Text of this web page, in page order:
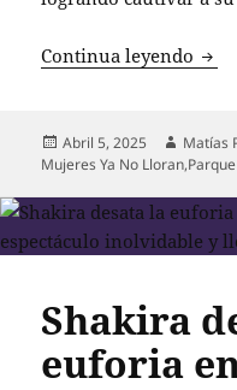
Continua leyendo
Publicado
el
Abril 5, 2025 Autor
Matías
Mujeres Ya No Lloran,
Shakira
euforia